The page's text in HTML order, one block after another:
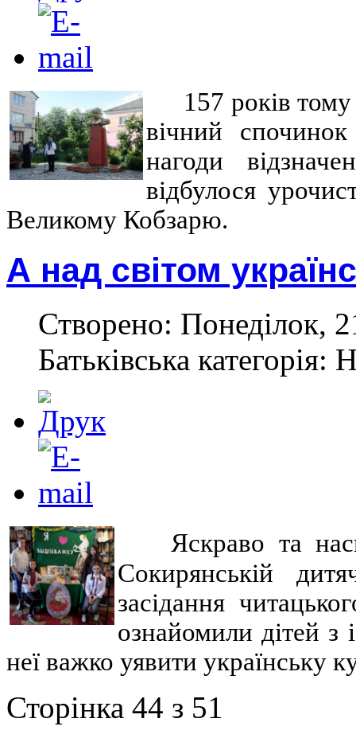
157 років
вічний
нагоди
відбулося
Великому Кобзарю.
А над світом
Створено: Понеділок,
Батьківська категорія:
Яскраво та
Сокирянській
засідання
ознайомили дітей з
неї важко уявити українську
Сторінка 44 з 51